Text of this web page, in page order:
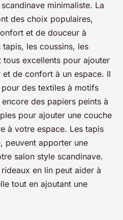
minimaliste. La
des choix populaires,
et de douceur à
tapis, les coussins, les
excellents pour ajouter
et de confort à un espace. Il
des textiles à motifs
des papiers peints à
pour ajouter une couche
à votre espace. Les tapis
peuvent apporter une
salon style scandinave.
en lin peut aider à
tout en ajoutant une